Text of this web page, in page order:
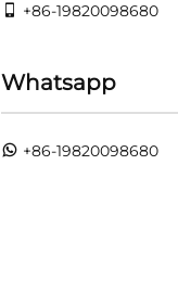
+86-19820098680
Whatsapp
+86-19820098680